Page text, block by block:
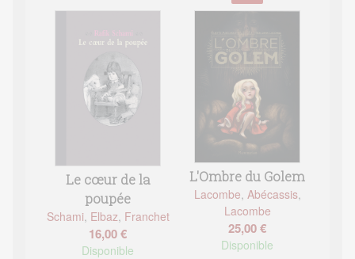
Le cœur de la
poupée
Schami, Elbaz, Franchet
16,00 €
Disponible
L'Ombre du Golem
Lacombe, Abécassis,
Lacombe
25,00 €
Disponible